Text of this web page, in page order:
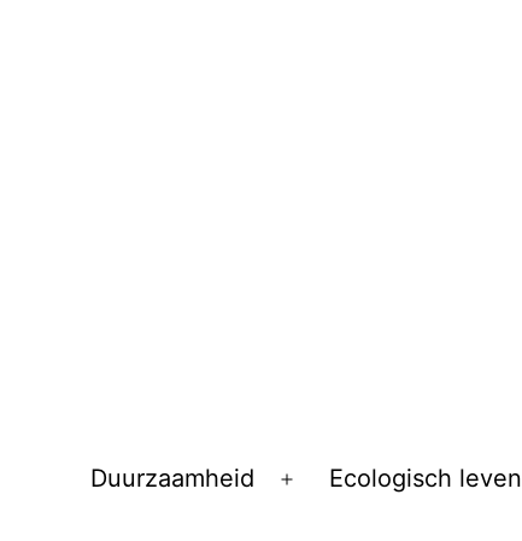
Duurzaamheid
Open
Ecologisch leven